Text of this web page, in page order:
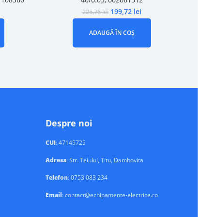
225,76lei 199,72 lei
ADAUGĂ ÎN COȘ
Despre noi
CUI: 47145725
Adresa: Str. Teiului, Titu, Dambovita
Telefon: 0753 083 234
Email: contact@echipamente-electrice.ro